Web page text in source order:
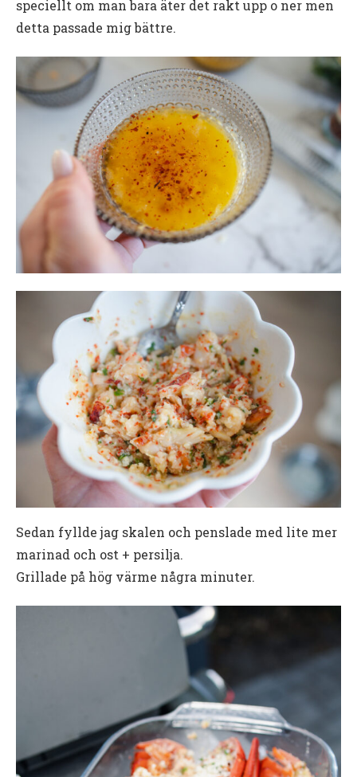
speciellt om man bara äter det rakt upp o ner men
detta passade mig bättre.
Sedan fyllde jag skalen och penslade med lite mer
marinad och ost + persilja.
Grillade på hög värme några minuter.